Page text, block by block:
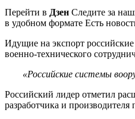
Перейти в Дзен Следите за
в удобном формате Есть
Идущие на экспорт
военно-технического
«Российские системы
Российский лидер отметил
разработчика и